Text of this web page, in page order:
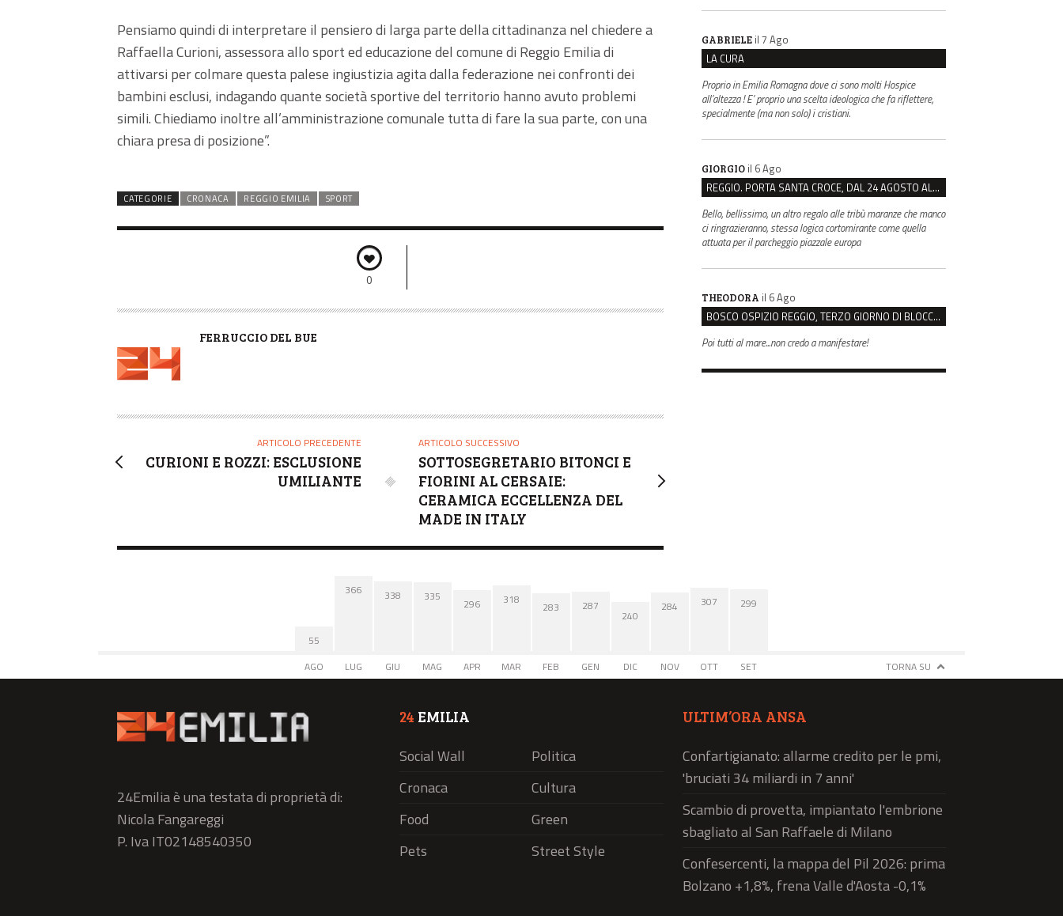
Pensiamo quindi di interpretare il pensiero di larga parte della cittadinanza nel chiedere a
Raffaella Curioni, assessora allo sport ed educazione del comune di Reggio Emilia di
attivarsi per colmare questa palese ingiustizia agita dalla federazione nei confronti dei
bambini esclusi, indagando quante società sportive del territorio hanno avuto problemi
simili. Chiediamo inoltre all’amministrazione comunale tutta di fare la sua parte, con una
chiara presa di posizione”.
CATEGORIE CRONACA REGGIO EMILIA SPORT
0
A
R
FERRUCCIO DEL BUE
ARTICOLO PRECEDENTE
CURIONI E ROZZI: ESCLUSIONE
UMILIANTE
ARTICOLO SUCCESSIVO
SOTTOSEGRETARIO BITONCI E
FIORINI AL CERSAIE:
CERAMICA ECCELLENZA DEL
MADE IN ITALY
GABRIELE il 7 Ago
LA CURA
Proprio in Emilia Romagna dove ci sono molti Hospice
all’altezza ! E’ proprio una scelta ideologica che fa riflettere,
specialmente (ma non solo) i cristiani.
GIORGIO il 6 Ago
REGGIO. PORTA SANTA CROCE, DAL 24 AGOSTO AL VIA IL CANTIERE PER IL NUOVO COLLETTORE FOGNARIO
Bello, bellissimo, un altro regalo alle tribù maranze che manco
ci ringrazieranno, stessa logica cortomirante come quella
attuata per il parcheggio piazzale europa
THEODORA il 6 Ago
BOSCO OSPIZIO REGGIO, TERZO GIORNO DI BLOCCO. IL COMITATO: “PRESIDIO FINO A VENERDÌ”
Poi tutti al mare...non credo a manifestare!
55
AGO
366
LUG
338
GIU
335
MAG
296
APR
318
MAR
283
FEB
287
GEN
240
DIC
284
NOV
307
OTT
299
SET TORNA SU
24Emilia è una testata di proprietà di:
Nicola Fangareggi
P. Iva IT02148540350
24 EMILIA
Social Wall
Politica
Cronaca
Cultura
Food
Green
Pets
Street Style
ULTIM’ORA ANSA
Confartigianato: allarme credito per le pmi,
'bruciati 34 miliardi in 7 anni'
Scambio di provetta, impiantato l'embrione
sbagliato al San Raffaele di Milano
Confesercenti, la mappa del Pil 2026: prima
Bolzano +1,8%, frena Valle d'Aosta -0,1%